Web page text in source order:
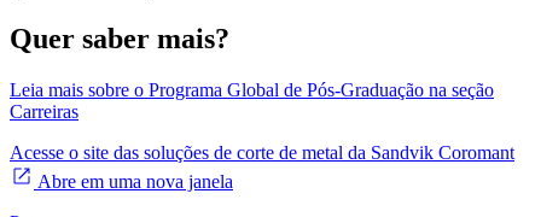
Quer saber mais?
Leia mais sobre o Programa Global de Pós-Graduação na seção
Carreiras
Acesse o site das soluções de corte de metal da Sandvik Coromant
Abre em uma nova janela